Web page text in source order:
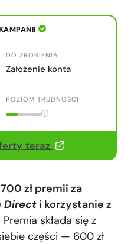
z Lwem Direct
– instrukcja krok
konta
po założeniu
DO ZROBIENIA
Założenie konta
POZIOM TRUDNOŚCI
teraz
zł premii za
Direct i korzystanie z
Premia składa się z
części — 600 zł